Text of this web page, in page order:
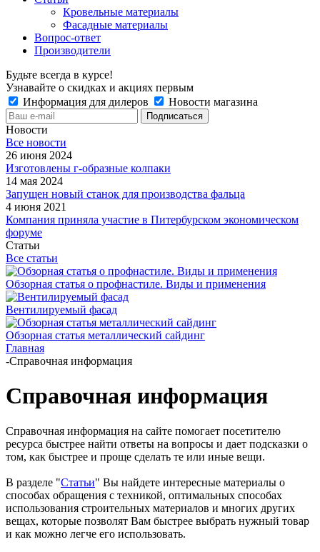
Кровельные материалы
Фасадные материалы
Вопрос-ответ
Производители
Будьте всегда в курсе!
Узнавайте о скидках и акциях первым
Информация для дилеров
Новости магазина
Новости
Все новости
26 июня 2024
Изготовлены г-образные колпаки
14 мая 2024
Запущен новый станок для производства фальца
4 июня 2021
Компания приняла участие в Питербурском экономическом
форуме
Статьи
Все статьи
Обзорная статья о профнастиле. Виды и применения
Вентилируемый фасад
Обзорная статья металлический сайдинг
Главная
-Справочная информация
Справочная информация
Справочная информация на сайте помогает посетителю
ресурса быстрее найти ответы на вопросы и дает подсказки о
том, как быстрее и проще сделать те или иные вещи.
В разделе "Статьи" Вы найдете интересные материалы о
способах обращения с техникой, оптимальных способах
использования строительных материалов и многих других
вещах, которые позволят Вам быстрее выбрать нужный товар
и как можно легче его использовать.